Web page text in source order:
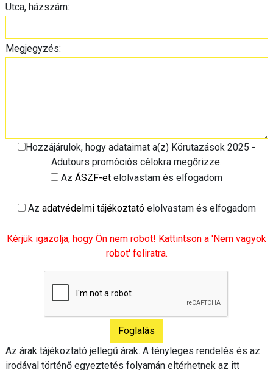
Utca, házszám:
Megjegyzés:
Hozzájárulok, hogy adataimat a(z) Körutazások 2025 -
Adutours promóciós célokra megőrizze.
Az ÁSZF-et elolvastam és elfogadom
Az adatvédelmi tájékoztatóelolvastam és elfogadom
Kérjük igazolja, hogy Ön nem robot! Kattintson a 'Nem vagyok
robot' feliratra.
Az árak tájékoztató jellegű árak. A tényleges rendelés és az
irodával történő egyeztetés folyamán eltérhetnek az itt